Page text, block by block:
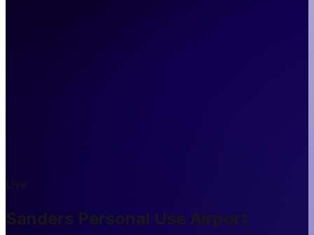
Live
Sanders Personal Use Airport